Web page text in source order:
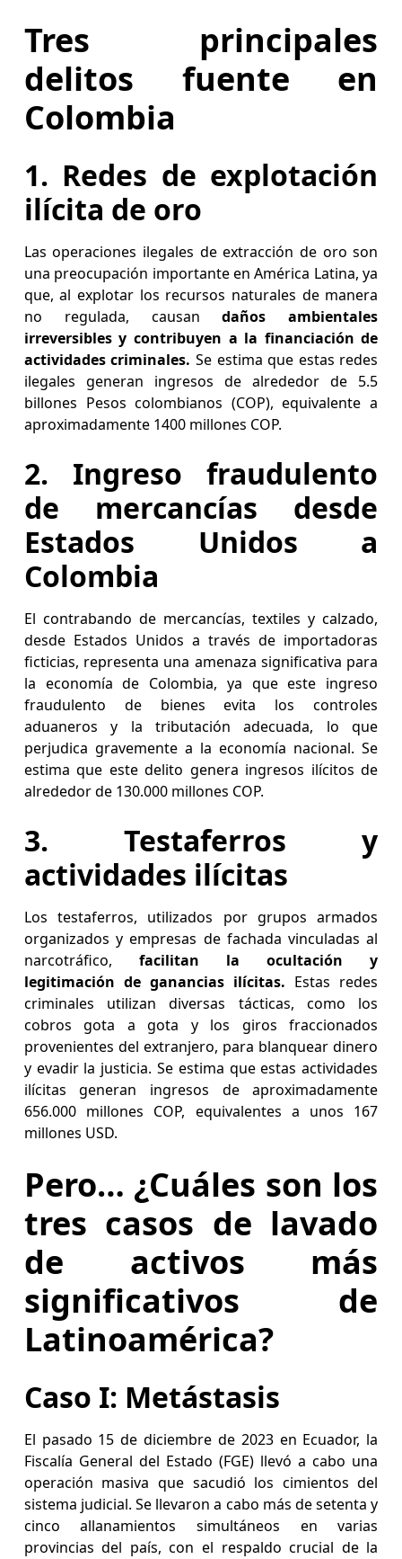
Tres principales
delitos fuente en
Colombia
1. Redes de explotación
ilícita de oro
Las operaciones ilegales de extracción de oro son
una preocupación importante en América Latina, ya
que, al explotar los recursos naturales de manera
no regulada, causandaños ambientales
irreversibles y contribuyen a la financiación de
actividades criminales. Se estima que estas redes
ilegales generan ingresos de alrededor de 5.5
billones Pesos colombianos (COP), equivalente a
aproximadamente 1400 millones COP.
2. Ingreso fraudulento
de mercancías desde
Estados Unidos a
Colombia
El contrabando de mercancías, textiles y calzado,
desde Estados Unidos a través de importadoras
ficticias, representa una amenaza significativa para
la economía de Colombia, ya que este ingreso
fraudulento de bienes evita los controles
aduaneros y la tributación adecuada, lo que
perjudica gravemente a la economía nacional. Se
estima que este delito genera ingresos ilícitos de
alrededor de 130.000 millones COP.
3. Testaferros y
actividades ilícitas
Los testaferros, utilizados por grupos armados
organizados y empresas de fachada vinculadas al
narcotráfico, facilitan la ocultación y
legitimación de ganancias ilícitas. Estas redes
criminales utilizan diversas tácticas, como los
cobros gota a gota y los giros fraccionados
provenientes del extranjero, para blanquear dinero
y evadir la justicia. Se estima que estas actividades
ilícitas generan ingresos de aproximadamente
656.000 millones COP, equivalentes a unos 167
millones USD.
Pero… ¿Cuáles son los
tres casos de lavado
de activos más
significativos de
Latinoamérica?
Caso I: Metástasis
El pasado 15 de diciembre de 2023 en Ecuador, la
Fiscalía General del Estado (FGE) llevó a cabo una
operación masiva que sacudió los cimientos del
sistema judicial. Se llevaron a cabo más de setenta y
cinco allanamientos simultáneos en varias
provincias del país, con el respaldo crucial de la